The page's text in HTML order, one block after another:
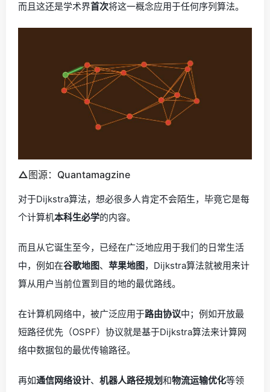
而且这还是学术界首次将这一概念应用于任何序列算法。
△图源：Quantamagzine
对于Dijkstra算法，想必很多人肯定不会陌生，毕竟它是每
个计算机本科生必学的内容。
而且从它诞生至今，已经在广泛地应用于我们的日常生活
中，例如在谷歌地图、 苹果地图 ，Dijkstra算法就被用来计
算从用户当前位置到目的地的最优路线。
在计算机网络中，被广泛应用于路由协议中；例如开放最
短路径优先（OSPF）协议就是基于Dijkstra算法来计算网
络中数据包的最优传输路径。
再如通信网络设计、 机器人路径规划和物流运输优化等领